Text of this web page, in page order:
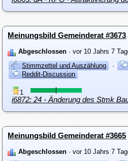
Meinungsbild Gemeinderat #3673
Abgeschlossen · vor 10 Jahrs 7
Stimmzettel und Auszählung
·
Reddit-Discussion
1
Meinungsbild Gemeinderat #3665
Abgeschlossen · vor 10 Jahrs 7